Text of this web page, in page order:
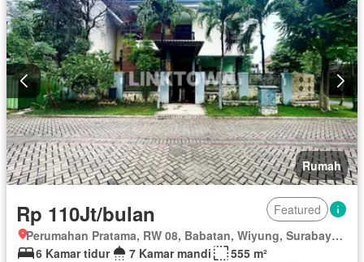
Rumah
Rp 110Jt/bulan
Featured
Perumahan Pratama, RW 08, Babatan, Wiyung, Surabaya, Jawa Timur
6 Kamar tidur
7 Kamar mandi
555 m²